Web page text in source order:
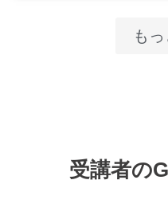
も
受講者の